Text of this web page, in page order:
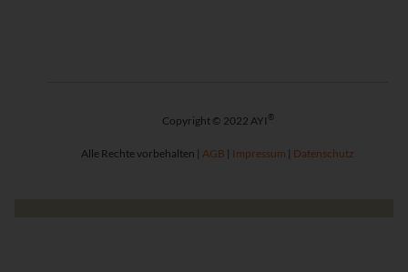
Copyright © 2022 AYI ®
Alle Rechte vorbehalten | AGB | Impressum | Datenschutz